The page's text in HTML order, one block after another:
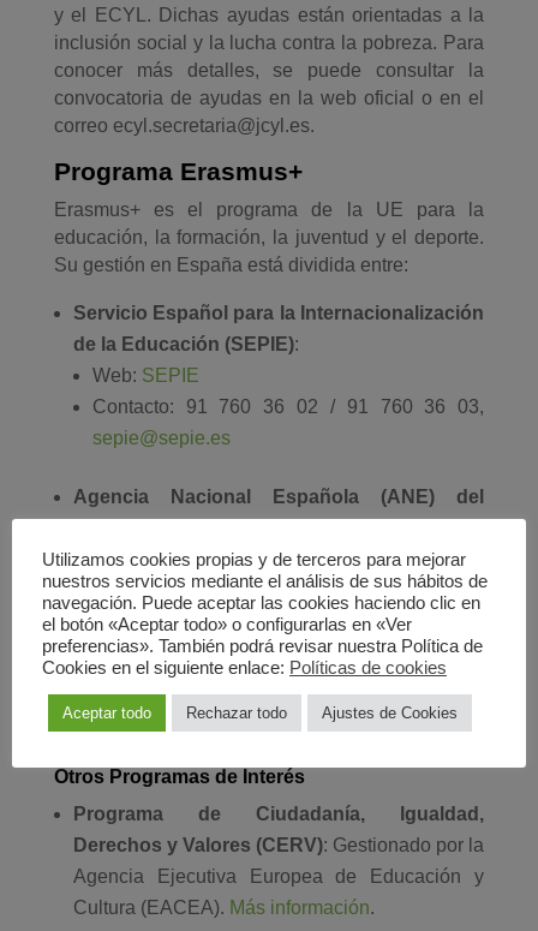
y el ECYL. Dichas ayudas están orientadas a la
inclusión social y la lucha contra la pobreza. Para
conocer más detalles, se puede consultar la
convocatoria de ayudas en la web oficial o en el
correo ecyl.secretaria@jcyl.es.
Programa Erasmus+
Erasmus+ es el programa de la UE para la
educación, la formación, la juventud y el deporte.
Su gestión en España está dividida entre:
Servicio Español para la Internacionalización
de la Educación (SEPIE):
Web: SEPIE
Contacto: 91 760 36 02 / 91 760 36 03,
sepie@sepie.es
Agencia Nacional Española (ANE) del
Web:INJUVE
Contacto: 917827823,
erasmusplus@injuve.es
Para conocer las convocatorias vigentes, se
puede consultar laweb europea de Erasmus+.
Otros Programas de Interés
Programa de Ciudadanía, Igualdad,
Derechos y Valores (CERV): Gestionado por la
Agencia Ejecutiva Europea de Educación y
Cultura (EACEA). Más información.
Utilizamos cookies propias y de terceros para mejorar
nuestros servicios mediante el análisis de sus hábitos de
navegación. Puede aceptar las cookies haciendo clic en
el botón «Aceptar todo» o configurarlas en «Ver
preferencias». También podrá revisar nuestra Política de
Cookies en el siguiente enlace: Políticas de cookies
Aceptar todo Rechazar todo Ajustes de Cookies